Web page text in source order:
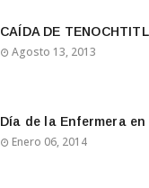
CAÍDA DE
Agosto 13, 2013
Día de la Enfermera en
Enero 06, 2014